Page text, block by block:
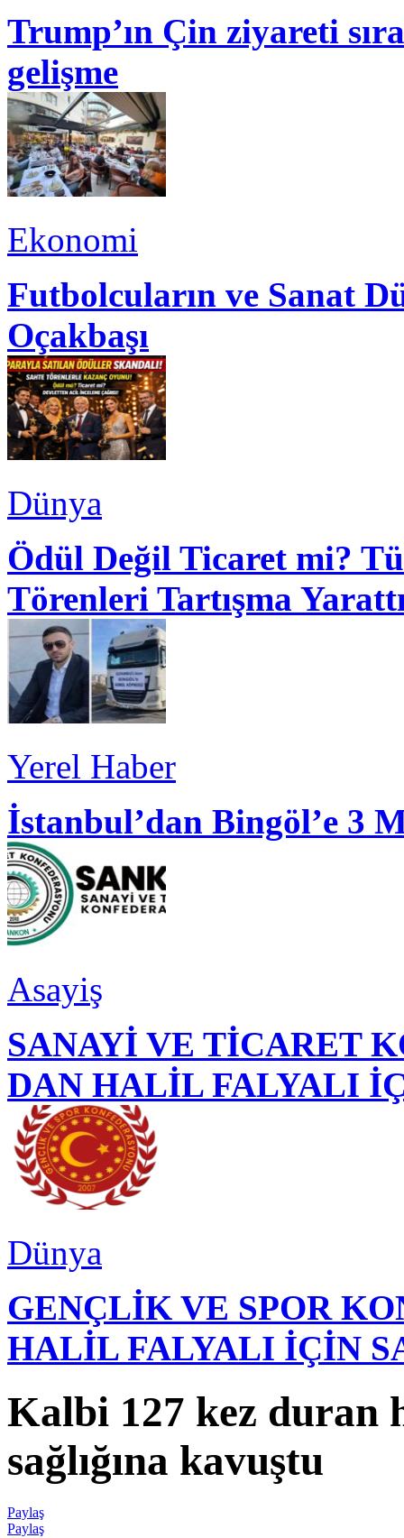
Trump’ın Çin ziyareti
gelişme
Ekonomi
Futbolcuların ve Sanat
Oçakbaşı
Dünya
Ödül Değil Ticaret mi?
Törenleri Tartışma
Yerel Haber
İstanbul’dan Bingöl’e 3
Asayiş
SANAYİ VE TİCARET
DAN HALİL FALYALI
Dünya
GENÇLİK VE SPOR
HALİL FALYALI İÇİN
Kalbi 127 kez duran
sağlığına kavuştu
Paylaş
Paylaş